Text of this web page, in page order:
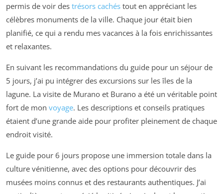
permis de voir des trésors cachés tout en appréciant les
célèbres monuments de la ville. Chaque jour était bien
planifié, ce qui a rendu mes vacances à la fois enrichissantes
et relaxantes.
En suivant les recommandations du guide pour un séjour de
5 jours, j’ai pu intégrer des excursions sur les îles de la
lagune. La visite de Murano et Burano a été un véritable point
fort de mon voyage. Les descriptions et conseils pratiques
étaient d’une grande aide pour profiter pleinement de chaque
endroit visité.
Le guide pour 6 jours propose une immersion totale dans la
culture vénitienne, avec des options pour découvrir des
musées moins connus et des restaurants authentiques. J’ai